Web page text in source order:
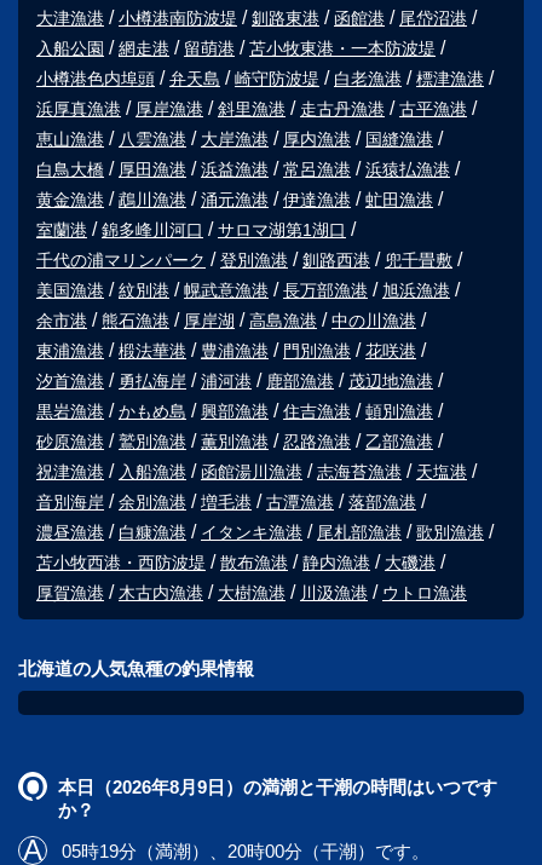
大津漁港
小樽港南防波堤 釧路東港 函館港
尾岱沼港
入船公園
網走港 留萌港
苫小牧東港・一本防波堤
小樽港色内埠頭
弁天島 崎守防波堤 白老漁港
標津漁港
浜厚真漁港
厚岸漁港 斜里漁港 走古丹漁港
古平漁港
恵山漁港
八雲漁港 大岸漁港 厚内漁港
国縫漁港
白鳥大橋
厚田漁港 浜益漁港 常呂漁港
浜猿払漁港
黄金漁港
鵡川漁港 涌元漁港 伊達漁港
虻田漁港
室蘭港
錦多峰川河口
サロマ湖第1湖口
千代の浦マリンパーク
登別漁港 釧路西港
兜千畳敷
美国漁港
紋別港 幌武意漁港 長万部漁港
旭浜漁港
余市港
熊石漁港 厚岸湖 高島漁港
中の川漁港
東浦漁港
椴法華港 豊浦漁港 門別漁港
花咲港
汐首漁港
勇払海岸 浦河港 鹿部漁港
茂辺地漁港
黒岩漁港
かもめ島 興部漁港 住吉漁港
頓別漁港
砂原漁港
鷲別漁港 薫別漁港 忍路漁港
乙部漁港
祝津漁港
入船漁港 函館湯川漁港 志海苔漁港
天塩港
音別海岸
余別漁港 増毛港 古潭漁港
落部漁港
濃昼漁港
白糠漁港 イタンキ漁港 尾札部漁港
歌別漁港
苫小牧西港・西防波堤
散布漁港 静内漁港
大磯港
厚賀漁港
木古内漁港 大樹漁港 川汲漁港 ウトロ漁港
北海道の人気魚種の釣果情報
本日（2026年8月9日）の満潮と干潮の時間はいつです
か？
05時19分（満潮）、20時00分（干潮）です。